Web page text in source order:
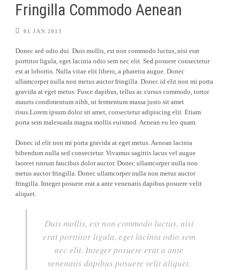
Fringilla Commodo Aenean
01 JAN 2013
Donec sed odio dui. Duis mollis, est non commodo luctus, nisi erat
porttitor ligula, eget lacinia odio sem nec elit. Sed posuere consectetur
est at lobortis. Nulla vitae elit libero, a pharetra augue. Donec
ullamcorper nulla non metus auctor fringilla. Donec id elit non mi porta
gravida at eget metus. Fusce dapibus, tellus ac cursus commodo, tortor
mauris condimentum nibh, ut fermentum massa justo sit amet
risus.Lorem ipsum dolor sit amet, consectetur adipiscing elit. Etiam
porta sem malesuada magna mollis euismod. Aenean eu leo quam.
Donec id elit non mi porta gravida at eget metus. Aenean lacinia
bibendum nulla sed consectetur. Vivamus sagittis lacus vel augue
laoreet rutrum faucibus dolor auctor. Donec ullamcorper nulla non
metus auctor fringilla. Donec ullamcorper nulla non metus auctor
fringilla. Integer posuere erat a ante venenatis dapibus posuere velit
aliquet.
Duis mollis, est non commodo luctus, nisi
erat porttitor ligula, eget lacinia odio sem
nec elit. Integer posuere erat a ante
venenatis dapibus posuere velit aliquet.